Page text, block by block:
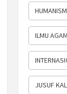
ILMU
JUSUF